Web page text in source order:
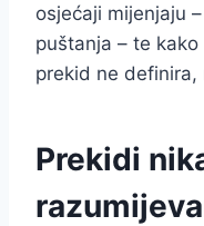
osjećaji mijenjaju
puštanja – te
prekid ne definira,
Prekidi